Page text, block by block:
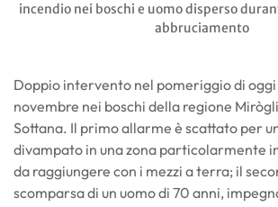
incendio nei boschi e uomo disperso
abbruciamento
Doppio intervento nel pomeriggio di oggi
novembre nei boschi della regione
Sottana. Il primo allarme è scattato per
divampato in una zona particolarmente
da raggiungere con i mezzi a terra; il
scomparsa di un uomo di 70 anni,